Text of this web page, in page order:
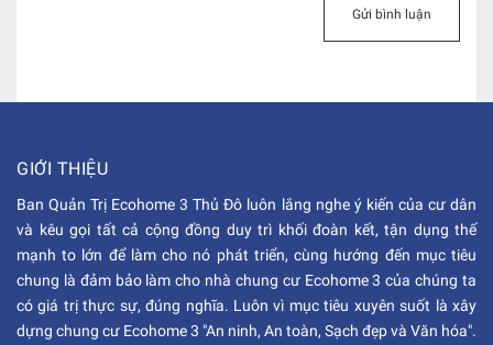
Gửi bình luận
GIỚI THIỆU
Ban Quản Trị Ecohome 3 Thủ Đô luôn lắng nghe ý kiến của cư dân
và kêu gọi tất cả cộng đồng duy trì khối đoàn kết, tận dụng thế
mạnh to lớn để làm cho nó phát triển, cùng hướng đến mục tiêu
chung là đảm bảo làm cho nhà chung cư Ecohome 3 của chúng ta
có giá trị thực sự, đúng nghĩa. Luôn vì mục tiêu xuyên suốt là xây
dựng chung cư Ecohome 3 "An ninh, An toàn, Sạch đẹp và Văn hóa".